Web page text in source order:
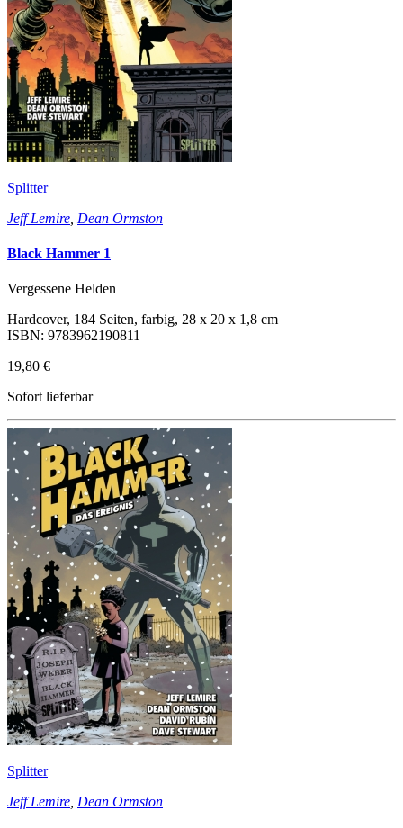
Splitter
Jeff Lemire Dean Ormston
Black Hammer 1
Vergessene Helden
Hardcover, 184 Seiten, farbig, 28 x 20 x 1,8 cm
ISBN: 9783962190811
19,80 €
Sofort lieferbar
Splitter
Jeff Lemire Dean Ormston